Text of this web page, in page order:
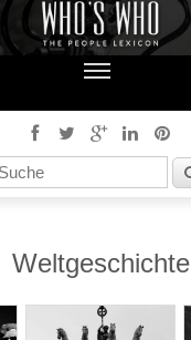
Weltgeschichte